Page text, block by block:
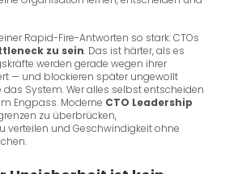
Rapid-Fire-Antworten so stark: CTOs
zu sein. Das ist härter, als es
werden gerade wegen ihrer
— und blockieren später ungewollt
System. Wer alles selbst entscheiden
Engpass. Moderne CTO Leadership
zu überbrücken,
verteilen und Geschwindigkeit ohne